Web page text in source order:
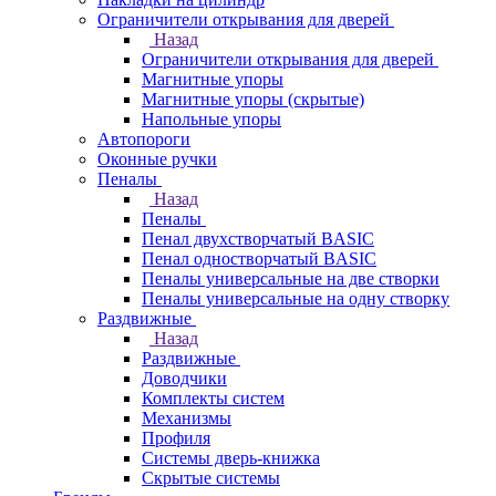
Ограничители открывания для дверей
Назад
Ограничители открывания для дверей
Магнитные упоры
Магнитные упоры (скрытые)
Напольные упоры
Автопороги
Оконные ручки
Пеналы
Назад
Пеналы
Пенал двухстворчатый BASIC
Пенал одностворчатый BASIC
Пеналы универсальные на две створки
Пеналы универсальные на одну створку
Раздвижные
Назад
Раздвижные
Доводчики
Комплекты систем
Механизмы
Профиля
Системы дверь-книжка
Скрытые системы